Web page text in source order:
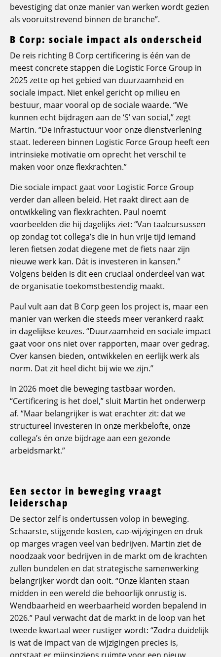
bevestiging dat onze manier van werken wordt gezien
als vooruitstrevend binnen de branche”.
B Corp: sociale impact als onderscheid
De reis richting B Corp certificering is één van de
meest concrete stappen die Logistic Force Group in
2025 zette op het gebied van duurzaamheid en
sociale impact. Niet enkel gericht op milieu en
bestuur, maar vooral op de sociale waarde. “We
kunnen echt bijdragen aan de ‘S’ van social,” zegt
Martin. “De infrastuctuur voor onze dienstverlening
staat. Iedereen binnen Logistic Force Group heeft een
intrinsieke motivatie om oprecht het verschil te
maken voor onze flexkrachten.”
Die sociale impact gaat voor Logistic Force Group
verder dan alleen beleid. Het raakt direct aan de
ontwikkeling van flexkrachten. Paul noemt
voorbeelden die hij dagelijks ziet: “Van taalcursussen
op zondag tot collega’s die in hun vrije tijd iemand
leren fietsen zodat diegene met de fiets naar zijn
nieuwe werk kan. Dát is investeren in kansen.”
Volgens beiden is dit een cruciaal onderdeel van wat
de organisatie toekomstbestendig maakt.
Paul vult aan dat B Corp geen los project is, maar een
manier van werken die steeds meer verankerd raakt
in dagelijkse keuzes. “Duurzaamheid en sociale impact
gaat voor ons niet over rapporten, maar over gedrag.
Over kansen bieden, ontwikkelen en eerlijk werk als
norm. Dat zit heel dicht bij wie we zijn.”
In 2026 moet die beweging tastbaar worden.
“Certificering is het doel,” sluit Martin het onderwerp
af. “Maar belangrijker is wat erachter zit: dat we
structureel investeren in onze merkbelofte, onze
collega’s én onze bijdrage aan een gezonde
arbeidsmarkt.”
Een sector in beweging vraagt
leiderschap
De sector zelf is ondertussen volop in beweging.
Schaarste, stijgende kosten, cao-wijzigingen en druk
op marges vragen veel van bedrijven. Martin ziet de
noodzaak voor bedrijven in de markt om de krachten
zullen bundelen en dat strategische samenwerking
belangrijker wordt dan ooit. “Onze klanten staan
midden in een wereld die behoorlijk onrustig is.
Wendbaarheid en weerbaarheid worden bepalend in
2026.” Paul verwacht dat de markt in de loop van het
tweede kwartaal weer rustiger wordt: “Zodra duidelijk
is wat de impact van de wijzigingen precies is,